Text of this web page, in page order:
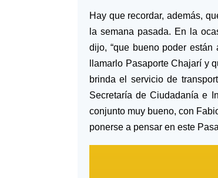
Hay que recordar, además,
la semana pasada. En la
dijo, “que bueno poder
llamarlo Pasaporte Chajarí y
brinda el servicio de
Secretaría de Ciudadanía e
conjunto muy bueno, con
ponerse a pensar en este